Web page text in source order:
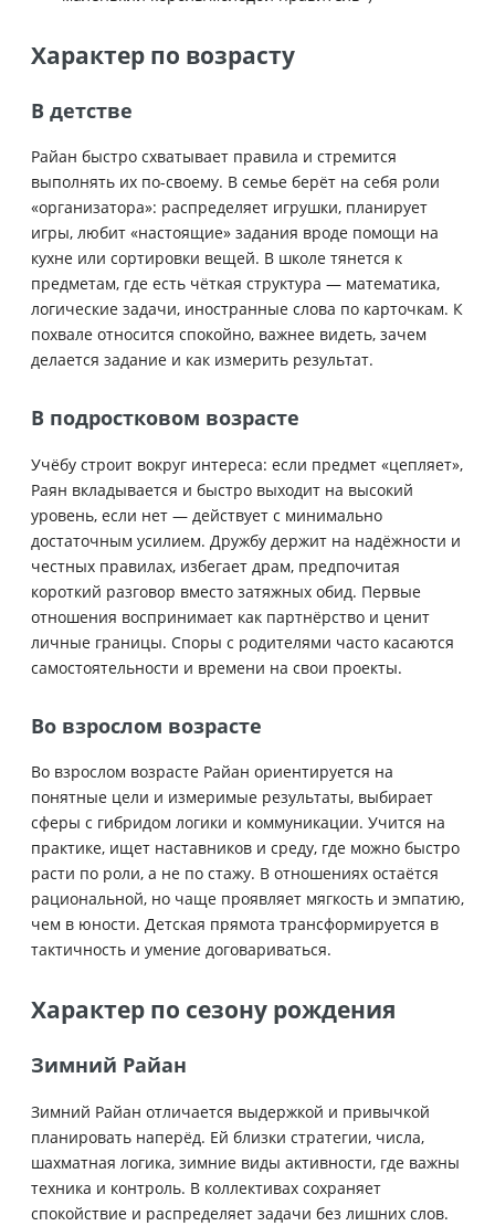
Характер по возрасту
В детстве
Райан быстро схватывает правила и стремится
выполнять их по-своему. В семье берёт на себя роли
«организатора»: распределяет игрушки, планирует
игры, любит «настоящие» задания вроде помощи на
кухне или сортировки вещей. В школе тянется к
предметам, где есть чёткая структура — математика,
логические задачи, иностранные слова по карточкам. К
похвале относится спокойно, важнее видеть, зачем
делается задание и как измерить результат.
В подростковом возрасте
Учёбу строит вокруг интереса: если предмет «цепляет»,
Ра­ян вкладывается и быстро выходит на высокий
уровень, если нет — действует с минимально
достаточным усилием. Дружбу держит на надёжности и
честных правилах, избегает драм, предпочитая
короткий разговор вместо затяжных обид. Первые
отношения воспринимает как партнёрство и ценит
личные границы. Споры с родителями часто касаются
самостоятельности и времени на свои проекты.
Во взрослом возрасте
Во взрослом возрасте Райан ориентируется на
понятные цели и измеримые результаты, выбирает
сферы с гибридом логики и коммуникации. Учится на
практике, ищет наставников и среду, где можно быстро
расти по роли, а не по стажу. В отношениях остаётся
рациональной, но чаще проявляет мягкость и эмпатию,
чем в юности. Детская прямота трансформируется в
тактичность и умение договариваться.
Характер по сезону рождения
Зимний Райан
Зимний Райан отличается выдержкой и привычкой
планировать наперёд. Ей близки стратегии, числа,
шахматная логика, зимние виды активности, где важны
техника и контроль. В коллективах сохраняет
спокойствие и распределяет задачи без лишних слов.